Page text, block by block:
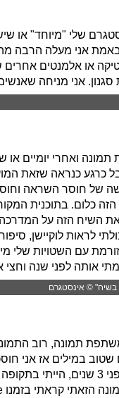
שלי "מיוחד" או
אני מעלה הרבה מהן
או אלמנטים אחרים
אני מניחה
ואחרי יומיים או
כרגע כנראה שזאת
של חוסר השראה
כלום. בתוכנית
השיח הזה על
לראות לוקיישן,
עם השטויות שלי
אותה לפני שנה וחצי
בשיח" © אינסטגרם
תמונה, רוב
שטוב במילים אז אני
שבחרתי היא צילום עצמי שצילמתי